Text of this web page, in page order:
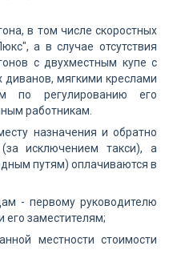
в том числе скоростных
а в случае отсутствия
с двухместным купе с
мягкими креслами
по регулированию его
работникам.
назначения и обратно
исключением такси), а
путям) оплачиваются в
- первому руководителю
его заместителям;
местности стоимости